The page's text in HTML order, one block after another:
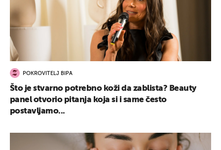
POKROVITELJ BIPA
Što je stvarno potrebno koži da zablista? Beauty
panel otvorio pitanja koja si i same često
postavljamo...